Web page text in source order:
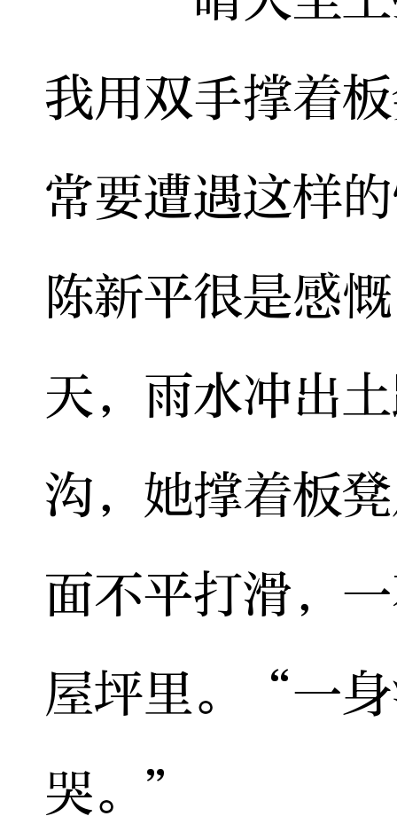
我用双手撑着
常要遭遇这样
陈新平很是感
天，雨水冲出
沟，她撑着板
面不平打滑，
屋坪里。“一
哭。”